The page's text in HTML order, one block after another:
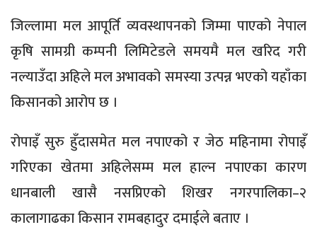
जिल्लामा मल आपूर्ति व्यवस्थापनको जिम्मा पाएको नेपाल
कृषि सामग्री कम्पनी लिमिटेडले समयमै मल खरिद गरी
नल्याउँदा अहिले मल अभावको समस्या उत्पन्न भएको यहाँका
किसानको आरोप छ ।
रोपाइँ सुरु हुँदासमेत मल नपाएको र जेठ महिनामा रोपाइँ
गरिएका खेतमा अहिलेसम्म मल हाल्न नपाएका कारण
धानबाली खासै नसप्रिएको शिखर नगरपालिका–२
कालागाढका किसान रामबहादुर दमाईले बताए ।